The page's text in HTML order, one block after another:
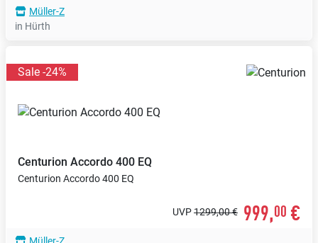
Müller-Z
in Hürth
Sale -24%
Centurion Accordo 400 EQ
Centurion Accordo 400 EQ
UVP1299,00 € 999,00 €